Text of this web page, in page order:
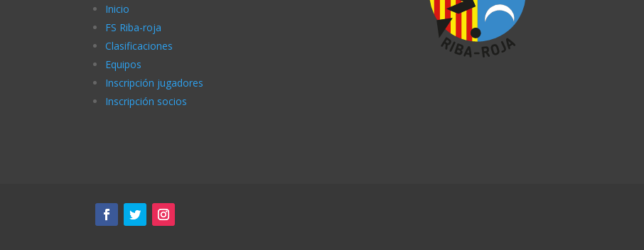
Inicio
FS Riba-roja
Clasificaciones
Equipos
Inscripción jugadores
Inscripción socios